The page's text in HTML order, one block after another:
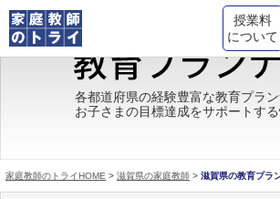
授業料
について
トライの教育理念
成績が上がる理由
都道府県別情報
各都道府県の経験豊富な教育プラ
お子さまの目標達成をサポートす
家庭教師のトライHOME > 滋賀県の家庭教師 > 滋賀県の教育プラ